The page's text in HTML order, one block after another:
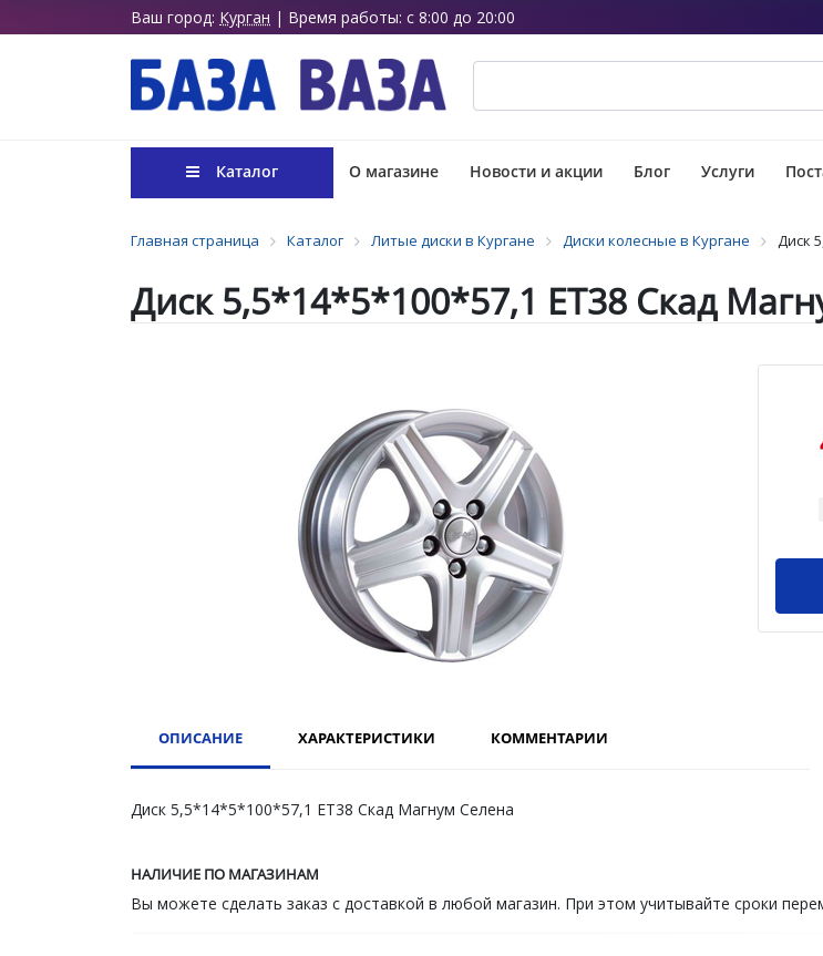
Ваш город: Курган | Время работы: с 8:00 до 20:00
Каталог О магазине Новости и акции Блог Услуги
Главная страница Каталог Литые диски в Кургане Диски колесные в Кургане Диск
Диск 5,5*14*5*100*57,1 ET38 Скад
ОПИСАНИЕ ХАРАКТЕРИСТИКИ КОММЕНТАРИИ
Диск 5,5*14*5*100*57,1 ET38 Скад Магнум Селена
НАЛИЧИЕ ПО МАГАЗИНАМ
Вы можете сделать заказ с доставкой в любой магазин. При этом учитывайте сроки